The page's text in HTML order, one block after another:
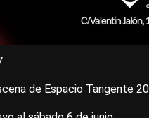
de Espacio Tangente